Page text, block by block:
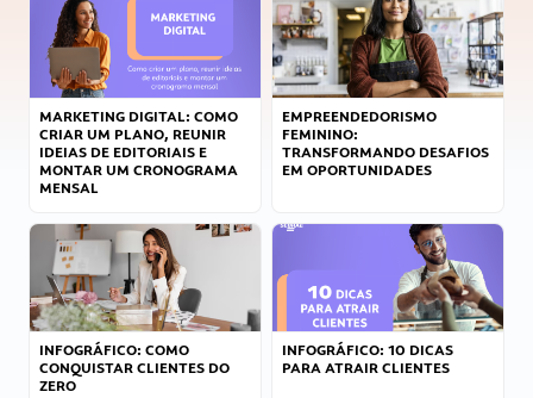
MARKETING DIGITAL: COMO
CRIAR UM PLANO, REUNIR
IDEIAS DE EDITORIAIS E
MONTAR UM CRONOGRAMA
MENSAL
EMPREENDEDORISMO
FEMININO:
TRANSFORMANDO DESAFIOS
EM OPORTUNIDADES
INFOGRÁFICO: COMO
CONQUISTAR CLIENTES DO
ZERO
INFOGRÁFICO: 10 DICAS
PARA ATRAIR CLIENTES